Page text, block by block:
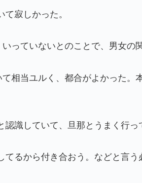
て寂しかった。
っていないとのことで、男女の
相当ユルく、都合がよかった。
認識していて、旦那とうまく行っ
るから付き合おう。などと言う